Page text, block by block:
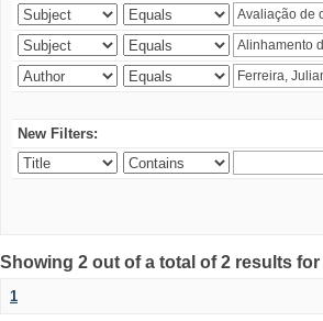
New Filters:
Showing 2 out of a total of 2 results
1